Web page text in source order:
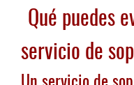
Qué puedes
servicio de